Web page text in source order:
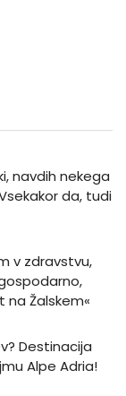
navdih nekega
da, tudi
v zdravstvu,
na Žalskem«
Destinacija
Alpe Adria!